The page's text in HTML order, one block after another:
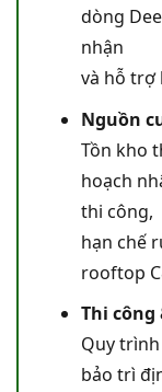
dòng
nhận
và hỗ trợ
Nguồn
Tồn kho
hoạch
thi công,
hạn chế
rooftop
Thi công
Quy
bảo trì